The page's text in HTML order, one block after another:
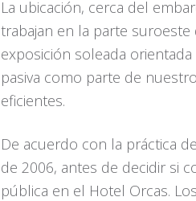
La ubicación, cerca del
trabajan en la parte suroeste
exposición soleada
pasiva como parte de
eficientes.
De acuerdo con la práctica
de 2006, antes de decidir si
pública en el Hotel Orcas.